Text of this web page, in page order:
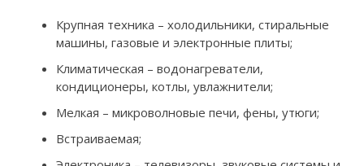
Крупная техника – холодильники, стиральные
машины, газовые и электронные плиты;
Климатическая – водонагреватели,
кондиционеры, котлы, увлажнители;
Мелкая – микроволновые печи, фены, утюги;
Встраиваемая;